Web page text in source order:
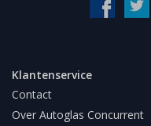
Klantenservice
Contact
Over Autoglas Concurrent